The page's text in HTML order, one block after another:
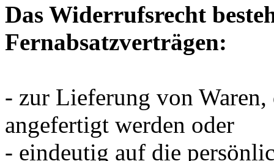
Das Widerrufsrecht
Fernabsatzverträgen:
- zur Lieferung von
angefertigt werden oder
- eindeutig auf die